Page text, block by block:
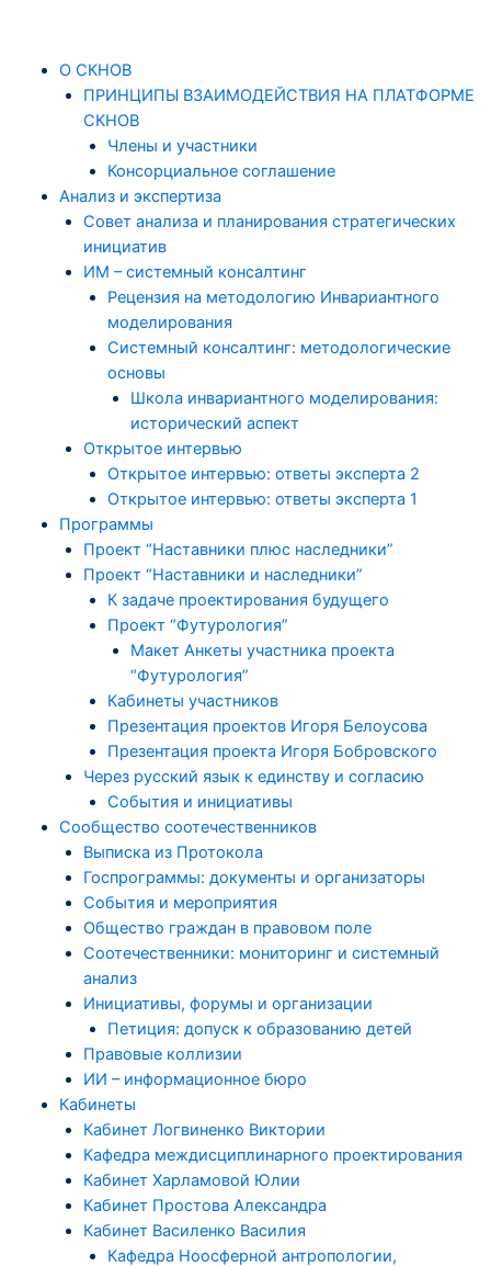
О СКНОВ
ПРИНЦИПЫ ВЗАИМОДЕЙСТВИЯ НА ПЛАТФОРМЕ
СКНОВ
Члены и участники
Консорциальное соглашение
Анализ и экспертиза
Совет анализа и планирования стратегических
инициатив
ИМ – системный консалтинг
Рецензия на методологию Инвариантного
моделирования
Системный консалтинг: методологические
основы
Школа инвариантного моделирования:
исторический аспект
Открытое интервью
Открытое интервью: ответы эксперта 2
Открытое интервью: ответы эксперта 1
Программы
Проект “Наставники плюс наследники”
Проект “Наставники и наследники”
К задаче проектирования будущего
Проект “Футурология”
Макет Анкеты участника проекта
“Футурология”
Кабинеты участников
Презентация проектов Игоря Белоусова
Презентация проекта Игоря Бобровского
Через русский язык к единству и согласию
События и инициативы
Сообщество соотечественников
Выписка из Протокола
Госпрограммы: документы и организаторы
События и мероприятия
Общество граждан в правовом поле
Соотечественники: мониторинг и системный
анализ
Инициативы, форумы и организации
Петиция: допуск к образованию детей
Правовые коллизии
ИИ – информационное бюро
Кабинеты
Кабинет Логвиненко Виктории
Кафедра междисциплинарного проектирования
Кабинет Харламовой Юлии
Кабинет Простова Александра
Кабинет Василенко Василия
Кафедра Ноосферной антропологии,
Menu
записям